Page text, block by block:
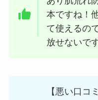
本ですね！
て使えるの
放せないで
【悪い口コ